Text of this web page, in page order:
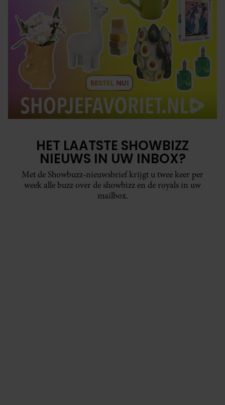
HET LAATSTE SHOWBIZZ
NIEUWS IN UW INBOX?
Met de Showbuzz-nieuwsbrief krijgt u twee keer per
week alle buzz over de showbizz en de royals in uw
mailbox.